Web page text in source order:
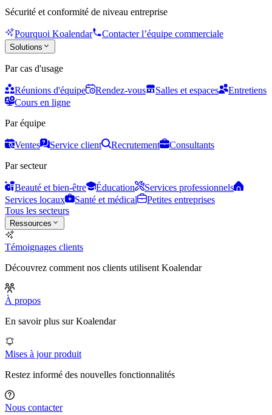
Sécurité et conformité de niveau entreprise
Pourquoi Koalendar Contacter l’équipe commerciale
Solutions
Par cas d'usage
Réunions d'équipe Rendez-vous Salles et espaces
Entretiens
Cours en ligne
Par équipe
Ventes Service client Recrutement
Consultants
Par secteur
Beauté et bien-être Éducation
Services professionnels
Services locaux
Santé et médical
Petites entreprises
Tous les secteurs
Ressources
Témoignages clients
Découvrez comment nos clients utilisent Koalendar
À propos
En savoir plus sur Koalendar
Mises à jour produit
Restez informé des nouvelles fonctionnalités
Nous contacter